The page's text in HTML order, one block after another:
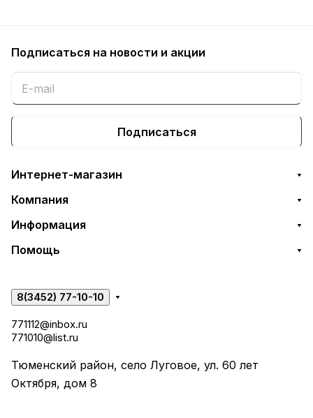
Подписаться на новости и акции
Подписаться
Интернет-магазин
Компания
Информация
Помощь
8(3452) 77-10-10
771112@inbox.ru
771010@list.ru
Тюменский район, село Луговое, ул. 60 лет
Октября, дом 8